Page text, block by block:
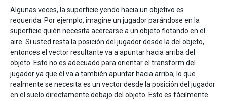
Algunas veces, la superficie yendo hacia un objetivo es
requerida. Por ejemplo, imagine un jugador parándose en la
superficie quién necesita acercarse a un objeto flotando en el
aire. Si usted resta la posición del jugador desde la del objeto,
entonces el vector resultante va a apuntar hacia arriba del
objeto. Esto no es adecuado para orientar el transform del
jugador ya que él va a también apuntar hacia arriba; lo que
realmente se necesita es un vector desde la posición del jugador
en el suelo directamente debajo del objeto. Esto es fácilmente